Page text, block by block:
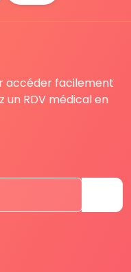
accéder facilement
un RDV médical en